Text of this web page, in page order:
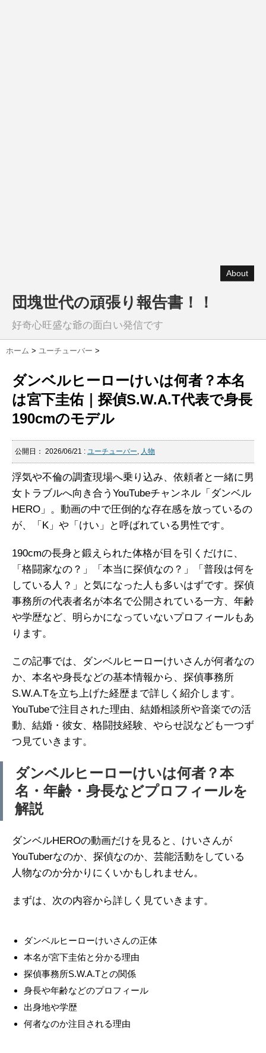
About
団塊世代の頑張り報告書！！
好奇心旺盛な爺の面白い発信です
ホーム > ユーチューバー >
ダンベルヒーローけいは何者？本名
は宮下圭佑｜探偵S.W.A.T代表で身長
190cmのモデル
公開日： 2026/06/21 : ユーチューバー, 人物
浮気や不倫の調査現場へ乗り込み、依頼者と一緒に男
女トラブルへ向き合うYouTubeチャンネル「ダンベル
HERO」。動画の中で圧倒的な存在感を放っているの
が、「K」や「けい」と呼ばれている男性です。
190cmの長身と鍛えられた体格が目を引くだけに、
「格闘家なの？」「本当に探偵なの？」「普段は何を
している人？」と気になった人も多いはずです。探偵
事務所の代表者名が本名で公開されている一方、年齢
や学歴など、明らかになっていないプロフィールもあ
ります。
この記事では、ダンベルヒーローけいさんが何者なの
か、本名や身長などの基本情報から、探偵事務所
S.W.A.Tを立ち上げた経歴まで詳しく紹介します。
YouTubeで注目された理由、結婚相談所や音楽での活
動、結婚・彼女、格闘技経験、やらせ説なども一つず
つ見ていきます。
ダンベルヒーローけいは何者？本
名・年齢・身長などプロフィールを
解説
ダンベルHEROの動画だけを見ると、けいさんが
YouTuberなのか、探偵なのか、芸能活動をしている
人物なのか分かりにくいかもしれません。
まずは、次の内容から詳しく見ていきます。
ダンベルヒーローけいさんの正体
本名が宮下圭佑と分かる理由
探偵事務所S.W.A.Tとの関係
身長や年齢などのプロフィール
出身地や学歴
何者なのか注目される理由